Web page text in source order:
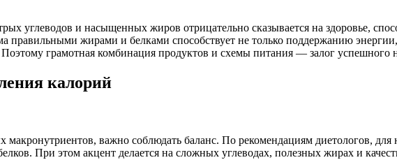
углеводов и насыщенных жиров отрицательно сказывается на здоровье,
правильными жирами и белками способствует не только поддержанию
грамотная комбинация продуктов и схемы питания — залог успешного
калорий
важно соблюдать баланс. По рекомендациям диетологов, для
При этом акцент делается на сложных углеводах, полезных жирах и